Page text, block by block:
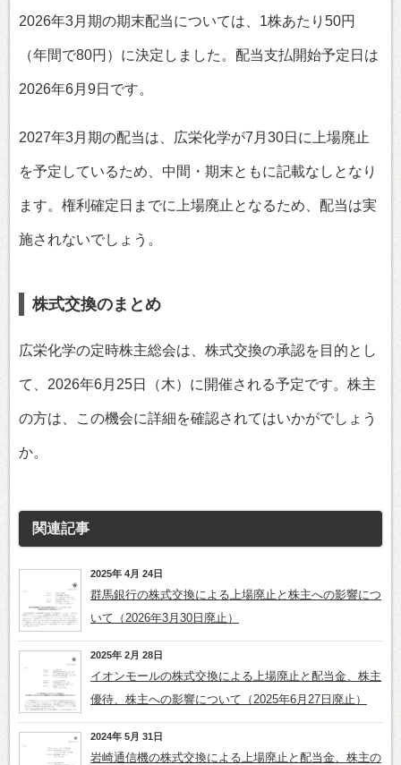
2026年3月期の期末配当については、1株あたり50円
（年間で80円）に決定しました。配当支払開始予定日は
2026年6月9日です。
2027年3月期の配当は、広栄化学が7月30日に上場廃止
を予定しているため、中間・期末ともに記載なしとなり
ます。権利確定日までに上場廃止となるため、配当は実
施されないでしょう。
株式交換のまとめ
広栄化学の定時株主総会は、株式交換の承認を目的とし
て、2026年6月25日（木）に開催される予定です。株主
の方は、この機会に詳細を確認されてはいかがでしょう
か。
関連記事
2025年 4月 24日
群馬銀行の株式交換による上場廃止と株主への影響につ
いて（2026年3月30日廃止）
2025年 2月 28日
イオンモールの株式交換による上場廃止と配当金、株主
優待、株主への影響について（2025年6月27日廃止）
2024年 5月 31日
岩崎通信機の株式交換による上場廃止と配当金、株主の